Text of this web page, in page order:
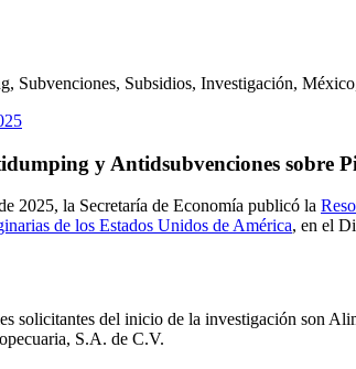
y Antidsubvenciones sobre
2025, la Secretaría de Economía publicó la
de los Estados Unidos de América, en el
solicitantes del inicio de la investigación son
S.A. de C.V.